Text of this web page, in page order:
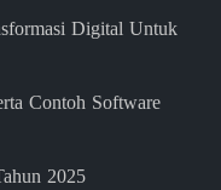
Digital Untuk
Contoh Software
2025